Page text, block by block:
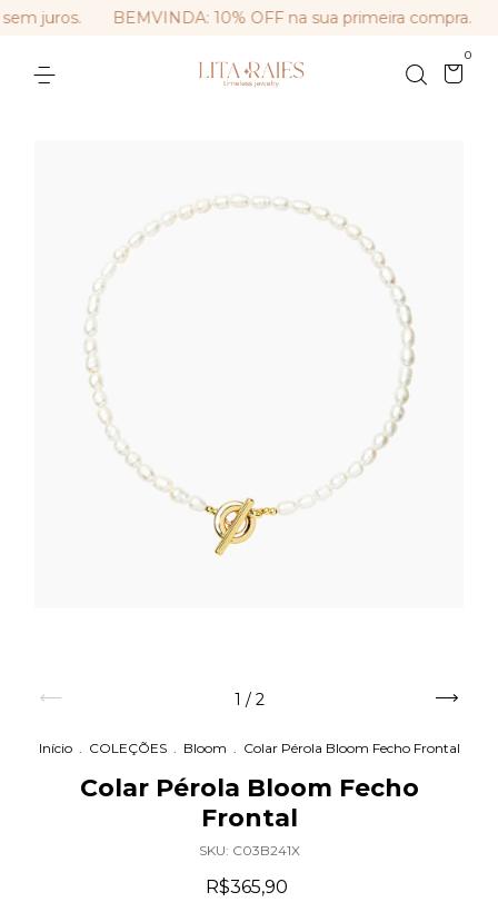
juros. BEMVINDA: 10% OFF na sua primeira compra.
0
1 / 2
Início COLEÇÕES Bloom Colar Pérola Bloom Fecho Frontal
Colar Pérola Bloom Fecho
Frontal
SKU: C03B241X
R$365,90